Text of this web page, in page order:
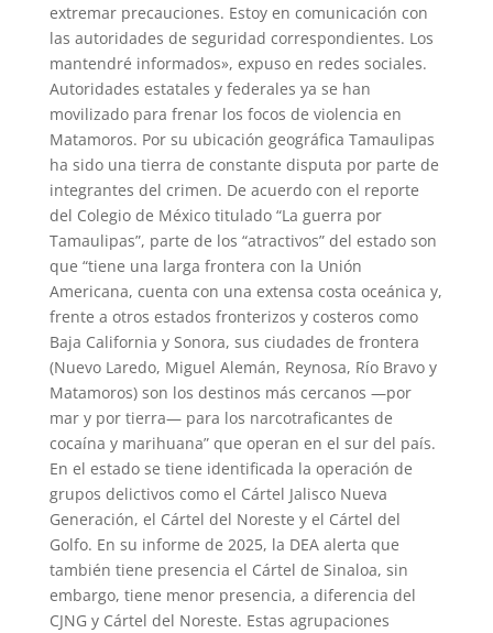
extremar precauciones. Estoy en comunicación con
las autoridades de seguridad correspondientes. Los
mantendré informados», expuso en redes sociales.
Autoridades estatales y federales ya se han
movilizado para frenar los focos de violencia en
Matamoros. Por su ubicación geográfica Tamaulipas
ha sido una tierra de constante disputa por parte de
integrantes del crimen. De acuerdo con el reporte
del Colegio de México titulado “La guerra por
Tamaulipas”, parte de los “atractivos” del estado son
que “tiene una larga frontera con la Unión
Americana, cuenta con una extensa costa oceánica y,
frente a otros estados fronterizos y costeros como
Baja California y Sonora, sus ciudades de frontera
(Nuevo Laredo, Miguel Alemán, Reynosa, Río Bravo y
Matamoros) son los destinos más cercanos —por
mar y por tierra— para los narcotraficantes de
cocaína y marihuana” que operan en el sur del país.
En el estado se tiene identificada la operación de
grupos delictivos como el Cártel Jalisco Nueva
Generación, el Cártel del Noreste y el Cártel del
Golfo. En su informe de 2025, la DEA alerta que
también tiene presencia el Cártel de Sinaloa, sin
embargo, tiene menor presencia, a diferencia del
CJNG y Cártel del Noreste. Estas agrupaciones